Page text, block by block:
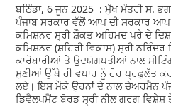
ਬਠਿੰਡਾ, 6 ਜੂਨ 2025 : ਮੁੱਖ ਮੰਤਰੀ ਸ.
ਪੰਜਾਬ ਸਰਕਾਰ ਵੱਲੋਂ ‘ਆਪ ਦੀ ਸਰਕਾਰ
ਕਮਿਸ਼ਨਰ ਸ੍ਰੀ ਸ਼ੌਕਤ ਅਹਿਮਦ ਪਰੇ ਦੇ
ਕਮਿਸ਼ਨਰ (ਸ਼ਹਿਰੀ ਵਿਕਾਸ) ਸ੍ਰੀ
ਕਾਰੋਬਾਰੀਆਂ ਤੇ ਉਦਯੋਗਪਤੀਆਂ ਨਾਲ
ਸੁਣੀਆਂ ਉੱਥੇ ਹੀ ਵਪਾਰ ਨੂੰ ਹੋਰ ਪ੍ਰਫੁਲੱਤ
ਲਏ। ਇਸ ਮੌਕੇ ਉਹਨਾਂ ਦੇ ਨਾਲ ਚੇਅਰਮੈਨ
ਡਿਵੈਲਪਮੈਂਟ ਬੋਰਡ ਸ੍ਰੀ ਨੀਲ ਗਰਗ